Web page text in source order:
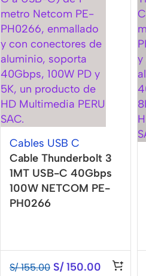
Cables USB C
Cable Thunderbolt 3
1MT USB-C 40Gbps
100W NETCOM PE-
PH0266
S/155.00 S/150.00